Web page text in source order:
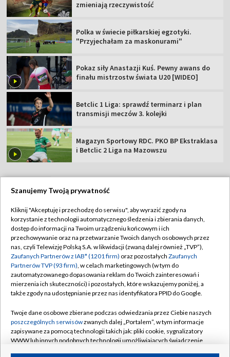
zmieniają rzeczywistość
Polka w świecie piłkarskiej egzotyki.
"Przyjechałam za maskonurami"
Pokaz siły Anastazji Kuś. Pewny awans do
finału mistrzostw świata U20 [WIDEO]
Betclic 1 Liga: sprawdź terminarz i plan
transmisji meczów 3. kolejki
Magazyn Sportowy RDC. PKO BP Ekstraklasa
i Betclic 2 Liga na Mazowszu
Abonament TVP
Sklep TVP
Biuro Reklamy
Oferta Handlowa
Telegazeta ogłoszenia
Rada Programowa
Ogłoszenia przetargowe
Akademia Telewizyjna
Regulamin TVP
Polityka prywatności
Moje zgody
Biuro reklamy
Kontakt
Kanały
©2026 Telewizja Polska Spółka Akcyjna w likwidacji
Szanujemy Twoją prywatność
Kliknij "Akceptuję i przechodzę do serwisu", aby wyrazić zgody na
korzystanie z technologii automatycznego śledzenia i zbierania danych,
dostęp do informacji na Twoim urządzeniu końcowym i ich
przechowywanie oraz na przetwarzanie Twoich danych osobowych przez
nas, czyli Telewizję Polską S.A. w likwidacji (zwaną dalej również „TVP”),
Zaufanych Partnerów z IAB* (1201 firm) oraz pozostałych Zaufanych
Partnerów TVP (93 firm), w celach marketingowych (w tym do
zautomatyzowanego dopasowania reklam do Twoich zainteresowań i
mierzenia ich skuteczności) i pozostałych, które wskazujemy poniżej, a
także zgody na udostępnianie przez nas identyfikatora PPID do Google.
Twoje dane osobowe zbierane podczas odwiedzania przez Ciebie naszych
poszczególnych serwisówzwanych dalej „Portalem”, w tym informacje
zapisywane za pomocą technologii takich jak: pliki cookie, sygnalizatory
WWW lub innych podobnych technologii umożliwiających świadczenie